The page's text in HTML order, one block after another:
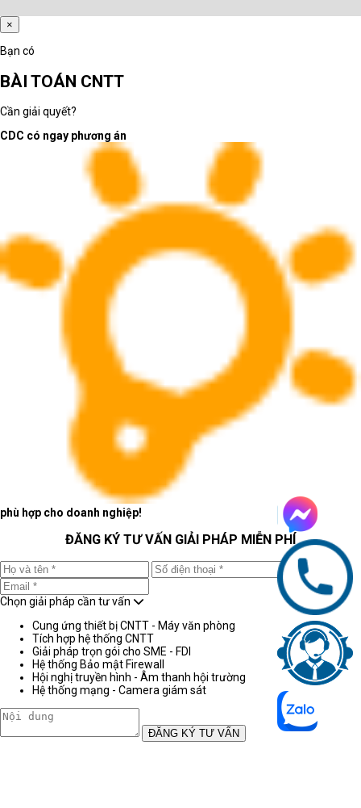
×
Bạn có
BÀI TOÁN CNTT
Cần giải quyết?
CDC có ngay phương án
phù hợp cho doanh nghiệp!
ĐĂNG KÝ TƯ VẤN GIẢI PHÁP MIỄN PHÍ
Chọn giải pháp cần tư vấn
Cung ứng thiết bị CNTT - Máy văn phòng
Tích hợp hệ thống CNTT
Giải pháp trọn gói cho SME - FDI
Hệ thống Bảo mật Firewall
Hội nghị truyền hình - Âm thanh hội trường
Hệ thống mạng - Camera giám sát
ĐĂNG KÝ TƯ VẤN